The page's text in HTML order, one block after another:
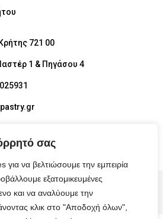
σας
για να βελτιώσουμε την εμπειρία
εξατομικευμένες
και να αναλύουμε την
κλικ στο "Αποδοχή όλων",
721 00
1 & Πηγάσου 4
ALL RIGHTS RESERVED​